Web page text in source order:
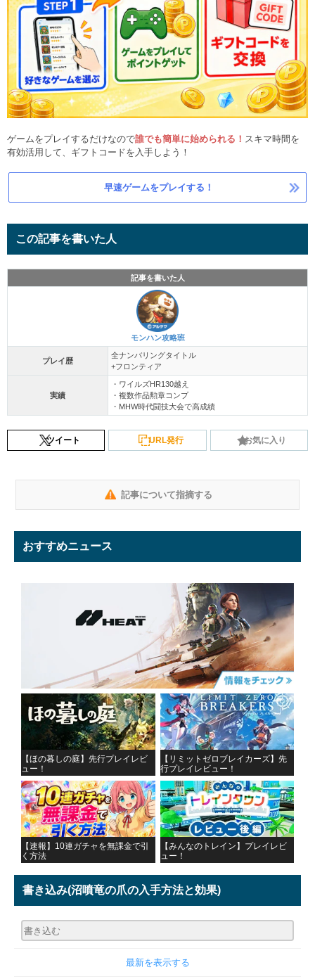
ゲームをプレイするだけなので誰でも簡単に始められる！ スキマ時間を
有効活用して、ギフトコードを入手しよう！
早速ゲームをプレイする！
この記事を書いた人
記事を書いた人
モンハン攻略班
プレイ歴
全ナンバリングタイトル
+フロンティア
実績
・ワイルズHR130越え
・複数作品勲章コンプ
・MHW時代闘技大会で高成績
ツイート URL発行 お気に入り
記事について指摘する
おすすめニュース
【ほの暮しの庭】先行プレイレビ
ュー！
【リミットゼロブレイカーズ】先
行プレイレビュー！
【速報】10連ガチャを無課金で引
く方法
【みんなのトレイン】プレイレビ
ュー！
書き込み(沼噴竜の爪の入手方法と効果)
最新を表示する